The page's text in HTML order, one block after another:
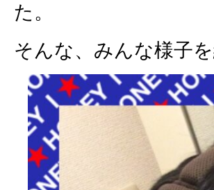
た。
そんな、みんな様子